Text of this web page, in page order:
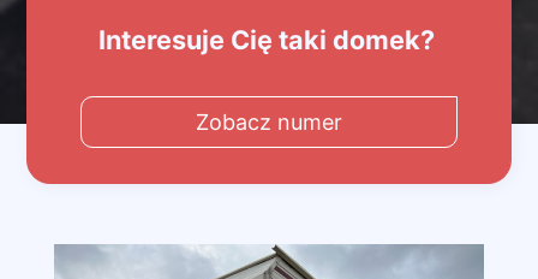
Interesuje Cię taki domek?
Zobacz numer